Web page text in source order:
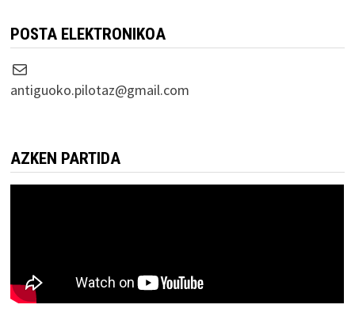
POSTA ELEKTRONIKOA
Correo electrónico
antiguoko.pilotaz@gmail.com
AZKEN PARTIDA